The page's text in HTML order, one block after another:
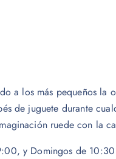
a los más pequeños la
de juguete durante
ruede con la
y Domingos de